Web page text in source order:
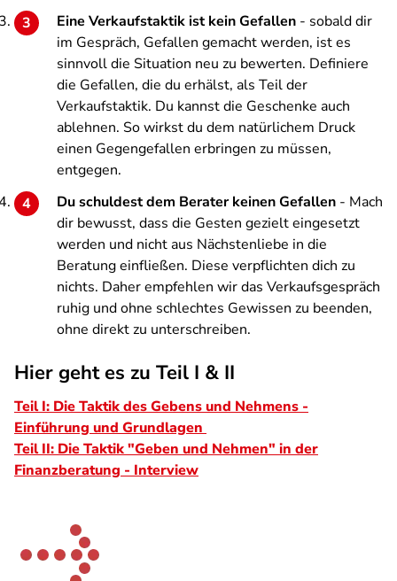
Eine Verkaufstaktik ist kein Gefallen - sobald dir
im Gespräch, Gefallen gemacht werden, ist es
sinnvoll die Situation neu zu bewerten. Definiere
die Gefallen, die du erhälst, als Teil der
Verkaufstaktik. Du kannst die Geschenke auch
ablehnen. So wirkst du dem natürlichem Druck
einen Gegengefallen erbringen zu müssen,
entgegen.
Du schuldest dem Berater keinen Gefallen - Mach
dir bewusst, dass die Gesten gezielt eingesetzt
werden und nicht aus Nächstenliebe in die
Beratung einfließen. Diese verpflichten dich zu
nichts. Daher empfehlen wir das Verkaufsgespräch
ruhig und ohne schlechtes Gewissen zu beenden,
ohne direkt zu unterschreiben.
Hier geht es zu Teil I & II
Teil I: Die Taktik des Gebens und Nehmens -
Einführung und Grundlagen
Teil II: Die Taktik "Geben und Nehmen" in der
Finanzberatung - Interview